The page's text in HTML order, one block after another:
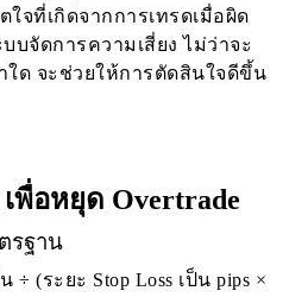
จที่เกิดจากการเทรดเมื่อผิด
บจัดการความเสี่ยง ไม่ว่าจะ
ใด จะช่วยให้การตัดสินใจดีขึ้น
พื่อหยุด Overtrade
รฐาน
÷ (ระยะ Stop Loss เป็น pips ×